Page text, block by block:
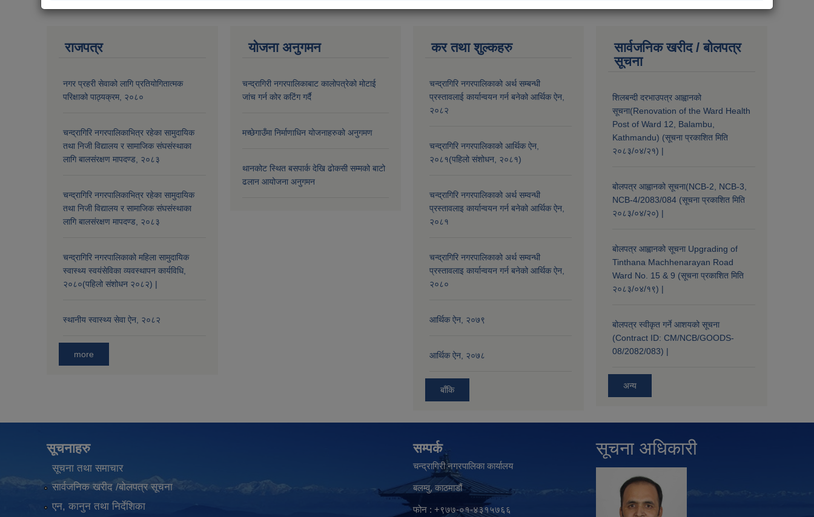
राजपत्र
नगर प्रहरी सेवाको लागि प्रतियोगितात्मक
परिक्षाको पाठ्यक्रम, २०८०
चन्द्रागिरि नगरपालिकाभित्र रहेका सामुदायिक
तथा निजी विद्यालय र सामाजिक संघसंस्थाका
लागि बालसंरक्षण मापदण्ड, २०८३
चन्द्रागिरि नगरपालिकाभित्र रहेका सामुदायिक
तथा निजी विद्यालय र सामाजिक संघसंस्थाका
लागि बालसंरक्षण मापदण्ड, २०८३
चन्द्रागिरि नगरपालिकाको महिला सामुदायिक
स्वास्थ्य स्वयंसेविका व्यवस्थापन कार्यविधि,
२०८०(पहिलो संशोधन २०८२) |
स्थानीय स्वास्थ्य सेवा ऐन, २०८२
more
योजना अनुगमन
चन्द्रागिरी नगरपालिकाबाट कालोपत्रेको मोटाई
जांच गर्न कोर कटिंग गर्दै
मच्छेगाउँमा निर्माणाधिन योजनाहरुको अनुगमण
थानकोट स्थित बसपार्क देखि ढोकसी सम्मको बाटो
ढलान आयोजना अनुगमन
कर तथा शुल्कहरु
चन्द्रागिरि नगरपालिकाको अर्थ सम्बन्धी
प्रस्तावलाई कार्यान्वयन गर्न बनेको आर्थिक ऐन,
२०८२
चन्द्रागिरि नगरपालिकाको आर्थिक ऐन,
२०८१(पहिलो संशोधन, २०८१)
चन्द्रागिरि नगरपालिकाको अर्थ सम्वन्धी
प्रस्तावलाइ कार्यान्वयन गर्न बनेको आर्थिक ऐन,
२०८१
चन्द्रागिरि नगरपालिकाको अर्थ सम्वन्धी
प्रस्तावलाइ कार्यान्वयन गर्न बनेको आर्थिक ऐन,
२०८०
आर्थिक ऐन, २०७९
आर्थिक ऐन, २०७८
बाँकि
सार्वजनिक खरीद / बोलपत्र
सूचना
शिलबन्दी दरभाउपत्र आह्वानको
सूचना(Renovation of the Ward Health
Post of Ward 12, Balambu,
Kathmandu) (सूचना प्रकाशित मिति
२०८३/०४/२१) |
बोलपत्र आह्वानको सूचना(NCB-2, NCB-3,
NCB-4/2083/084 (सूचना प्रकाशित मिति
२०८३/०४/२०) |
बोलपत्र आह्वानको सूचना Upgrading of
Tinthana Machhenarayan Road
Ward No. 15 & 9 (सूचना प्रकाशित मिति
२०८३/०४/१९) |
बोलपत्र स्वीकृत गर्ने आशयको सूचना
(Contract ID: CM/NCB/GOODS-
08/2082/083) |
अन्य
सूचनाहरु
सूचना तथा समाचार
सार्वजनिक खरीद /बोलपत्र सूचना
एन, कानुन तथा निर्देशिका
सम्पर्क
चन्द्रागिरी नगरपालिका कार्यालय
बलम्वु, काठमाडौं
फोन : +९७७-०१-४३१५७६६
सूचना अधिकारी